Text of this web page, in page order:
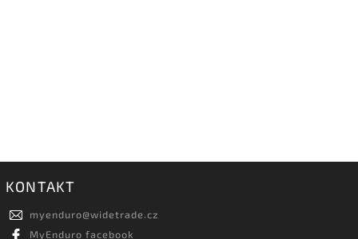
KONTAKT
myenduro@widetrade.cz
MyEnduro facebook